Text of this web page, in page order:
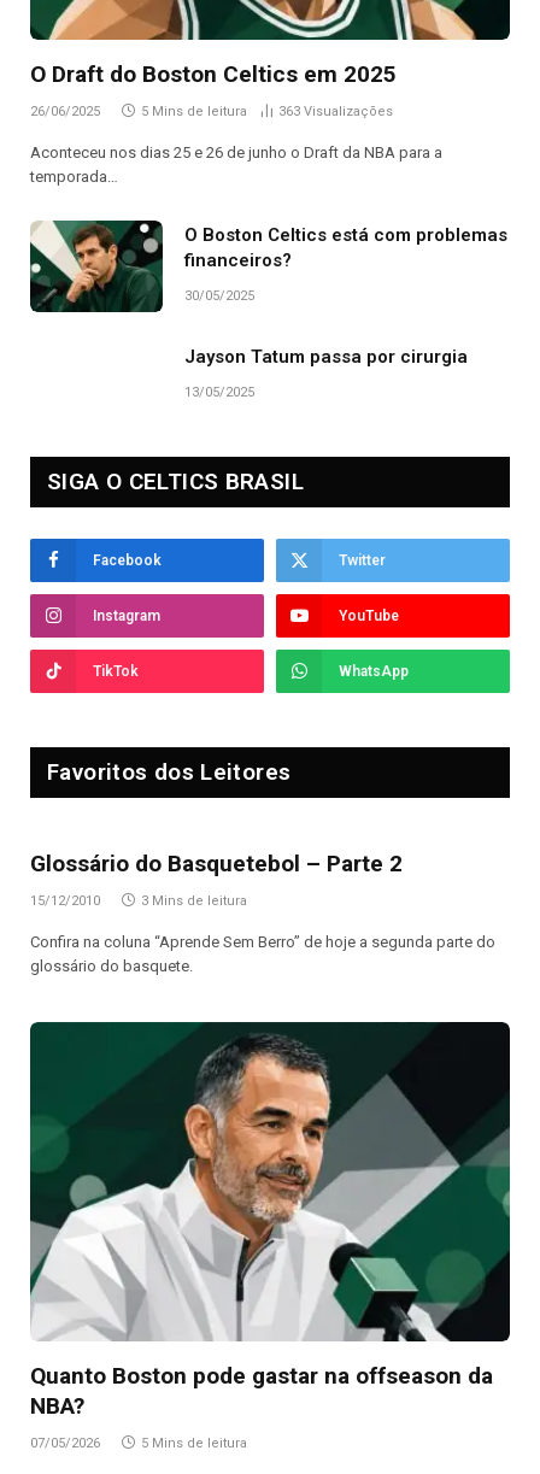
O Draft do Boston Celtics em 2025
26/06/2025 5 Mins de leitura 363 Visualizações
Aconteceu nos dias 25 e 26 de junho o Draft da NBA para a
temporada…
O Boston Celtics está com problemas
financeiros?
30/05/2025
Jayson Tatum passa por cirurgia
13/05/2025
SIGA O CELTICS BRASIL
Facebook Twitter
Instagram YouTube
TikTok WhatsApp
Favoritos dos Leitores
Glossário do Basquetebol – Parte 2
15/12/2010 3 Mins de leitura
Confira na coluna “Aprende Sem Berro” de hoje a segunda parte do
glossário do basquete.
Quanto Boston pode gastar na offseason da
NBA?
07/05/2026 5 Mins de leitura